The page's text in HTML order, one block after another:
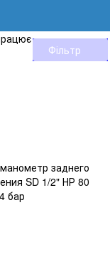
Фільтр